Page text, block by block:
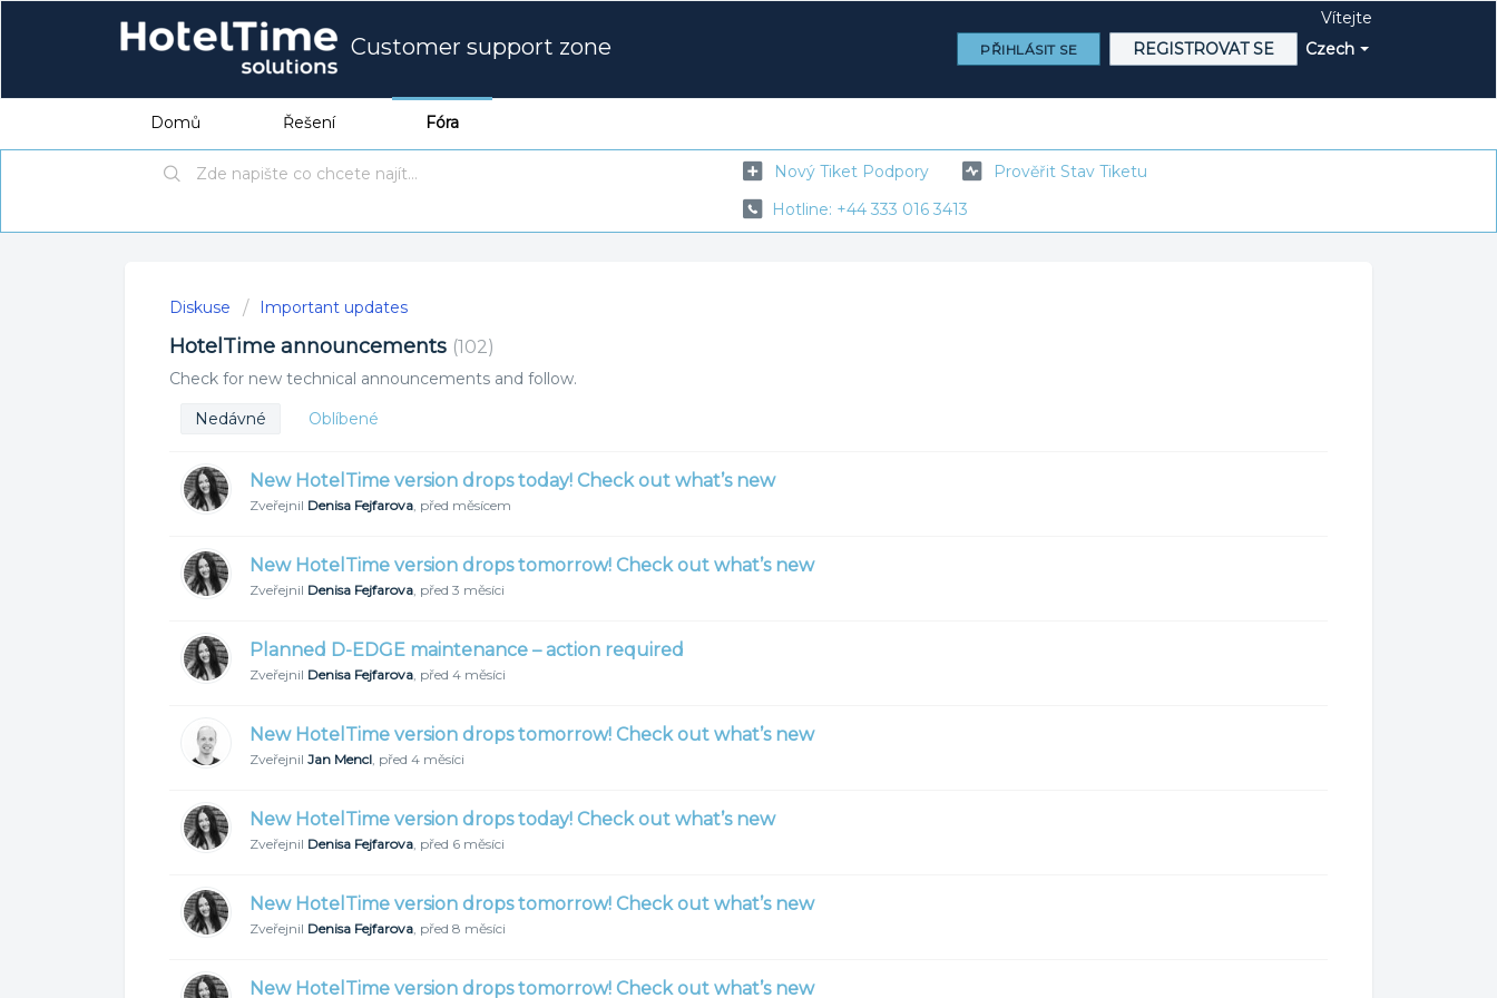
Customer support zone Czech
Vítejte
PŘIHLÁSIT SE REGISTROVAT SE
Domů Řešení Fóra
Nový Tiket Podpory
Prověřit Stav Tiketu
Hotline: +44 333 016 3413
Diskuse Important updates
HotelTime announcements 102
Check for new technical announcements and follow.
Nedávné
Oblíbené
New HotelTime version drops today! Check out what’s new
Zveřejnil Denisa Fejfarova před měsícem
New HotelTime version drops tomorrow! Check out what’s new
Zveřejnil Denisa Fejfarova před 3 měsíci
Planned D-EDGE maintenance – action required
Zveřejnil Denisa Fejfarova před 4 měsíci
New HotelTime version drops tomorrow! Check out what’s new
Zveřejnil Jan Mencl před 4 měsíci
New HotelTime version drops today! Check out what’s new
Zveřejnil Denisa Fejfarova před 6 měsíci
New HotelTime version drops tomorrow! Check out what’s new
Zveřejnil Denisa Fejfarova před 8 měsíci
New HotelTime version drops tomorrow! Check out what’s new